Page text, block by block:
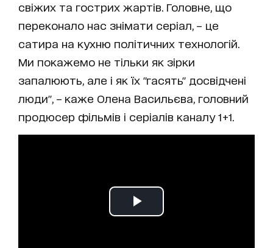
свіжих та гострих жартів. Головне, що
переконало нас знімати серіал, – це
сатира на кухню політичних технологій.
Ми покажемо не тільки як зірки
запалюють, але і як їх "гасять" досвідчені
люди", – каже Олена Васильєва, головний
продюсер фільмів і серіалів каналу 1+1.